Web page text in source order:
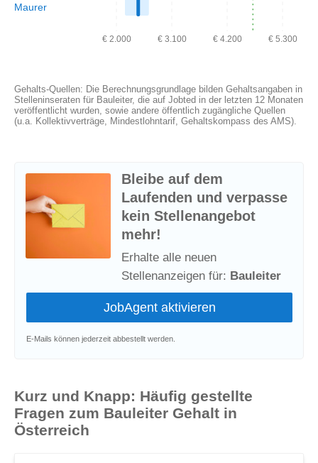
Maurer
€ 2.000 € 3.100 € 4.200 € 5.300
Gehalts-Quellen: Die Berechnungsgrundlage bilden Gehaltsangaben in
Stelleninseraten für Bauleiter, die auf Jobted in der letzten 12 Monaten
veröffentlicht wurden, sowie andere öffentlich zugängliche Quellen
(u.a. Kollektivverträge, Mindestlohntarif, Gehaltskompass des AMS).
Bleibe auf dem
Laufenden und verpasse
kein Stellenangebot
mehr!
Erhalte alle neuen
Stellenanzeigen für: Bauleiter
E-Mails können jederzeit abbestellt werden.
Kurz und Knapp: Häufig gestellte
Fragen zum Bauleiter Gehalt in
Österreich